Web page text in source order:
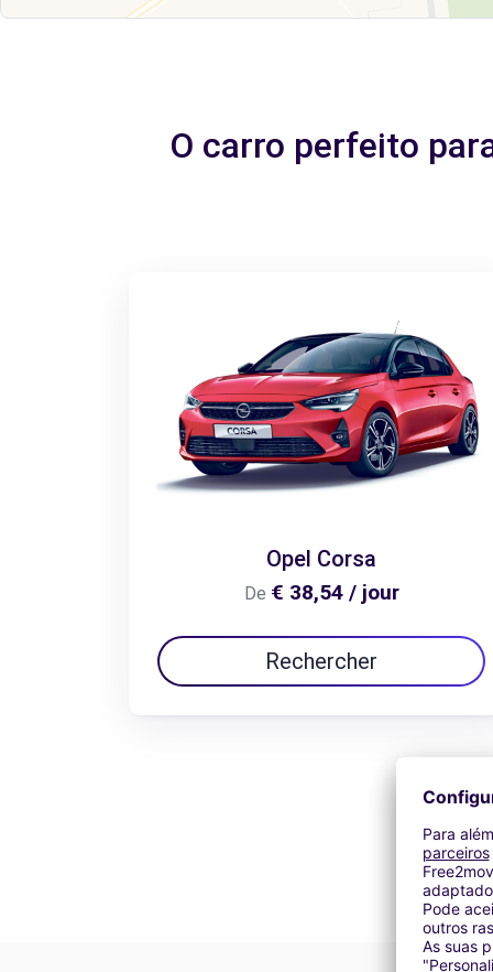
O carro perfeito
Opel Corsa
De € 38,54 / jour
Rechercher